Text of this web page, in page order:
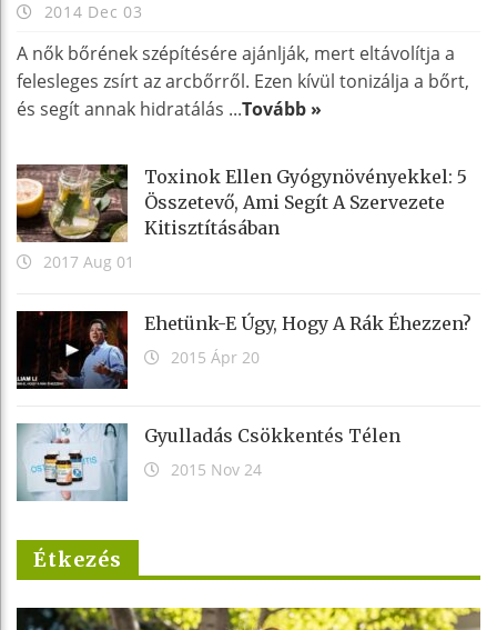
2014 Dec 03
A nők bőrének szépítésére ajánlják, mert eltávolítja a
felesleges zsírt az arcbőrről. Ezen kívül tonizálja a bőrt,
és segít annak hidratálás ...Tovább »
Toxinok Ellen Gyógynövényekkel: 5
Összetevő, Ami Segít A Szervezete
Kitisztításában
2017 Aug 01
Ehetünk-E Úgy, Hogy A Rák Éhezzen?
2015 Ápr 20
Gyulladás Csökkentés Télen
2015 Nov 24
Étkezés